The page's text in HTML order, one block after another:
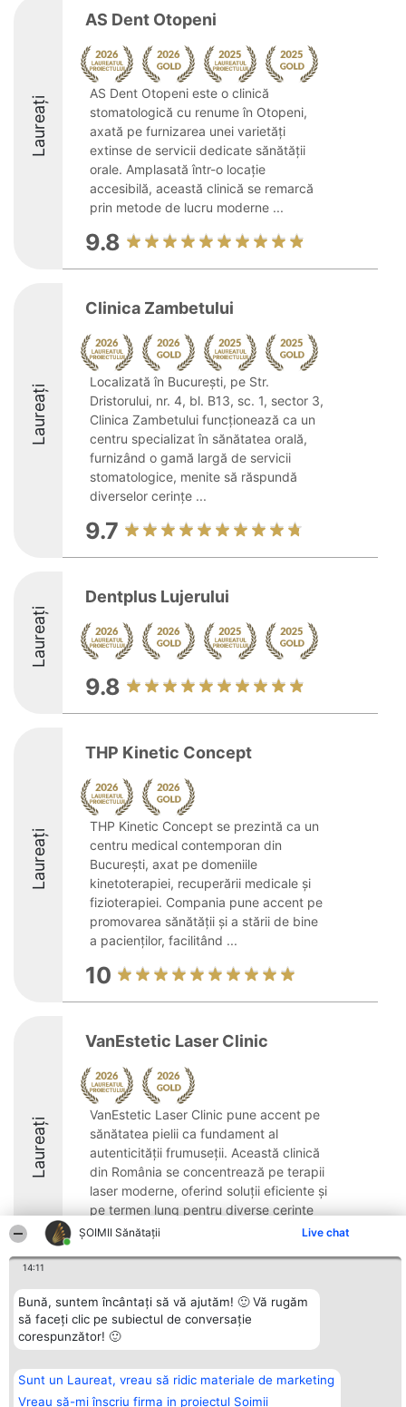
ŞOIMII Sănătații Live chat
14:11
Bună, suntem încântați să vă ajutăm! 🙂 Vă rugăm
să faceți clic pe subiectul de conversație
corespunzător! 🙂
Sunt un Laureat, vreau să ridic materiale de marketing
Vreau să-mi înscriu firma in proiectul Șoimii
Laureați
AS Dent Otopeni
AS Dent Otopeni este o clinică
stomatologică cu renume în Otopeni,
axată pe furnizarea unei varietăți
extinse de servicii dedicate sănătății
orale. Amplasată într-o locație
accesibilă, această clinică se remarcă
prin metode de lucru moderne ...
9.8
Laureați
Clinica Zambetului
Localizată în București, pe Str.
Dristorului, nr. 4, bl. B13, sc. 1, sector 3,
Clinica Zambetului funcționează ca un
centru specializat în sănătatea orală,
furnizând o gamă largă de servicii
stomatologice, menite să răspundă
diverselor cerințe ...
9.7
Laureați
Dentplus Lujerului
9.8
Laureați
THP Kinetic Concept
THP Kinetic Concept se prezintă ca un
centru medical contemporan din
București, axat pe domeniile
kinetoterapiei, recuperării medicale și
fizioterapiei. Compania pune accent pe
promovarea sănătății și a stării de bine
a pacienților, facilitând ...
10
Laureați
VanEstetic Laser Clinic
VanEstetic Laser Clinic pune accent pe
sănătatea pielii ca fundament al
autenticității frumuseții. Această clinică
din România se concentrează pe terapii
laser moderne, oferind soluții eficiente și
pe termen lung pentru diverse cerințe
estetice. ...
10
Organizator Ranking
BRIGHT SOLUTIONS BR SRL
Aleea Timisul De Sus 2 Bl. A30
Sc. A Et. 4 Ap. 13 Cod 061952
București
Plebiscyt
Lista Tuturor
Laureaților
Reguli